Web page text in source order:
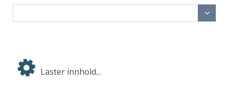
Laster innhold...